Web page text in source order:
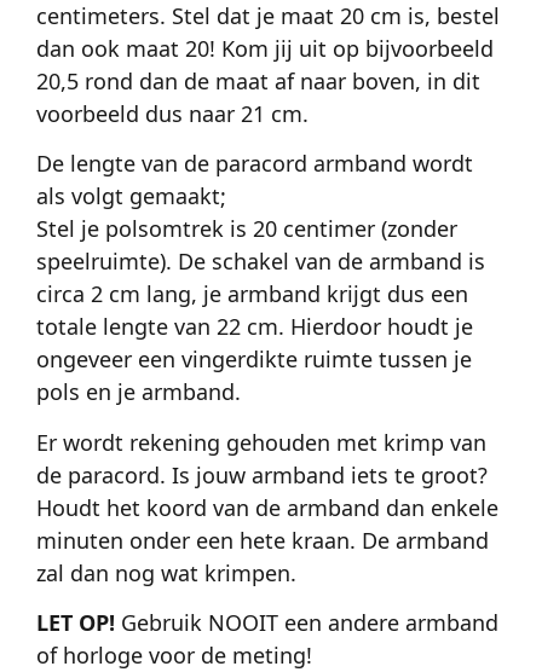
centimeters. Stel dat je maat 20 cm is, bestel
dan ook maat 20! Kom jij uit op bijvoorbeeld
20,5 rond dan de maat af naar boven, in dit
voorbeeld dus naar 21 cm.
De lengte van de paracord armband wordt
als volgt gemaakt;
Stel je polsomtrek is 20 centimer (zonder
speelruimte). De schakel van de armband is
circa 2 cm lang, je armband krijgt dus een
totale lengte van 22 cm. Hierdoor houdt je
ongeveer een vingerdikte ruimte tussen je
pols en je armband.
Er wordt rekening gehouden met krimp van
de paracord. Is jouw armband iets te groot?
Houdt het koord van de armband dan enkele
minuten onder een hete kraan. De armband
zal dan nog wat krimpen.
LET OP! Gebruik NOOIT een andere armband
of horloge voor de meting!